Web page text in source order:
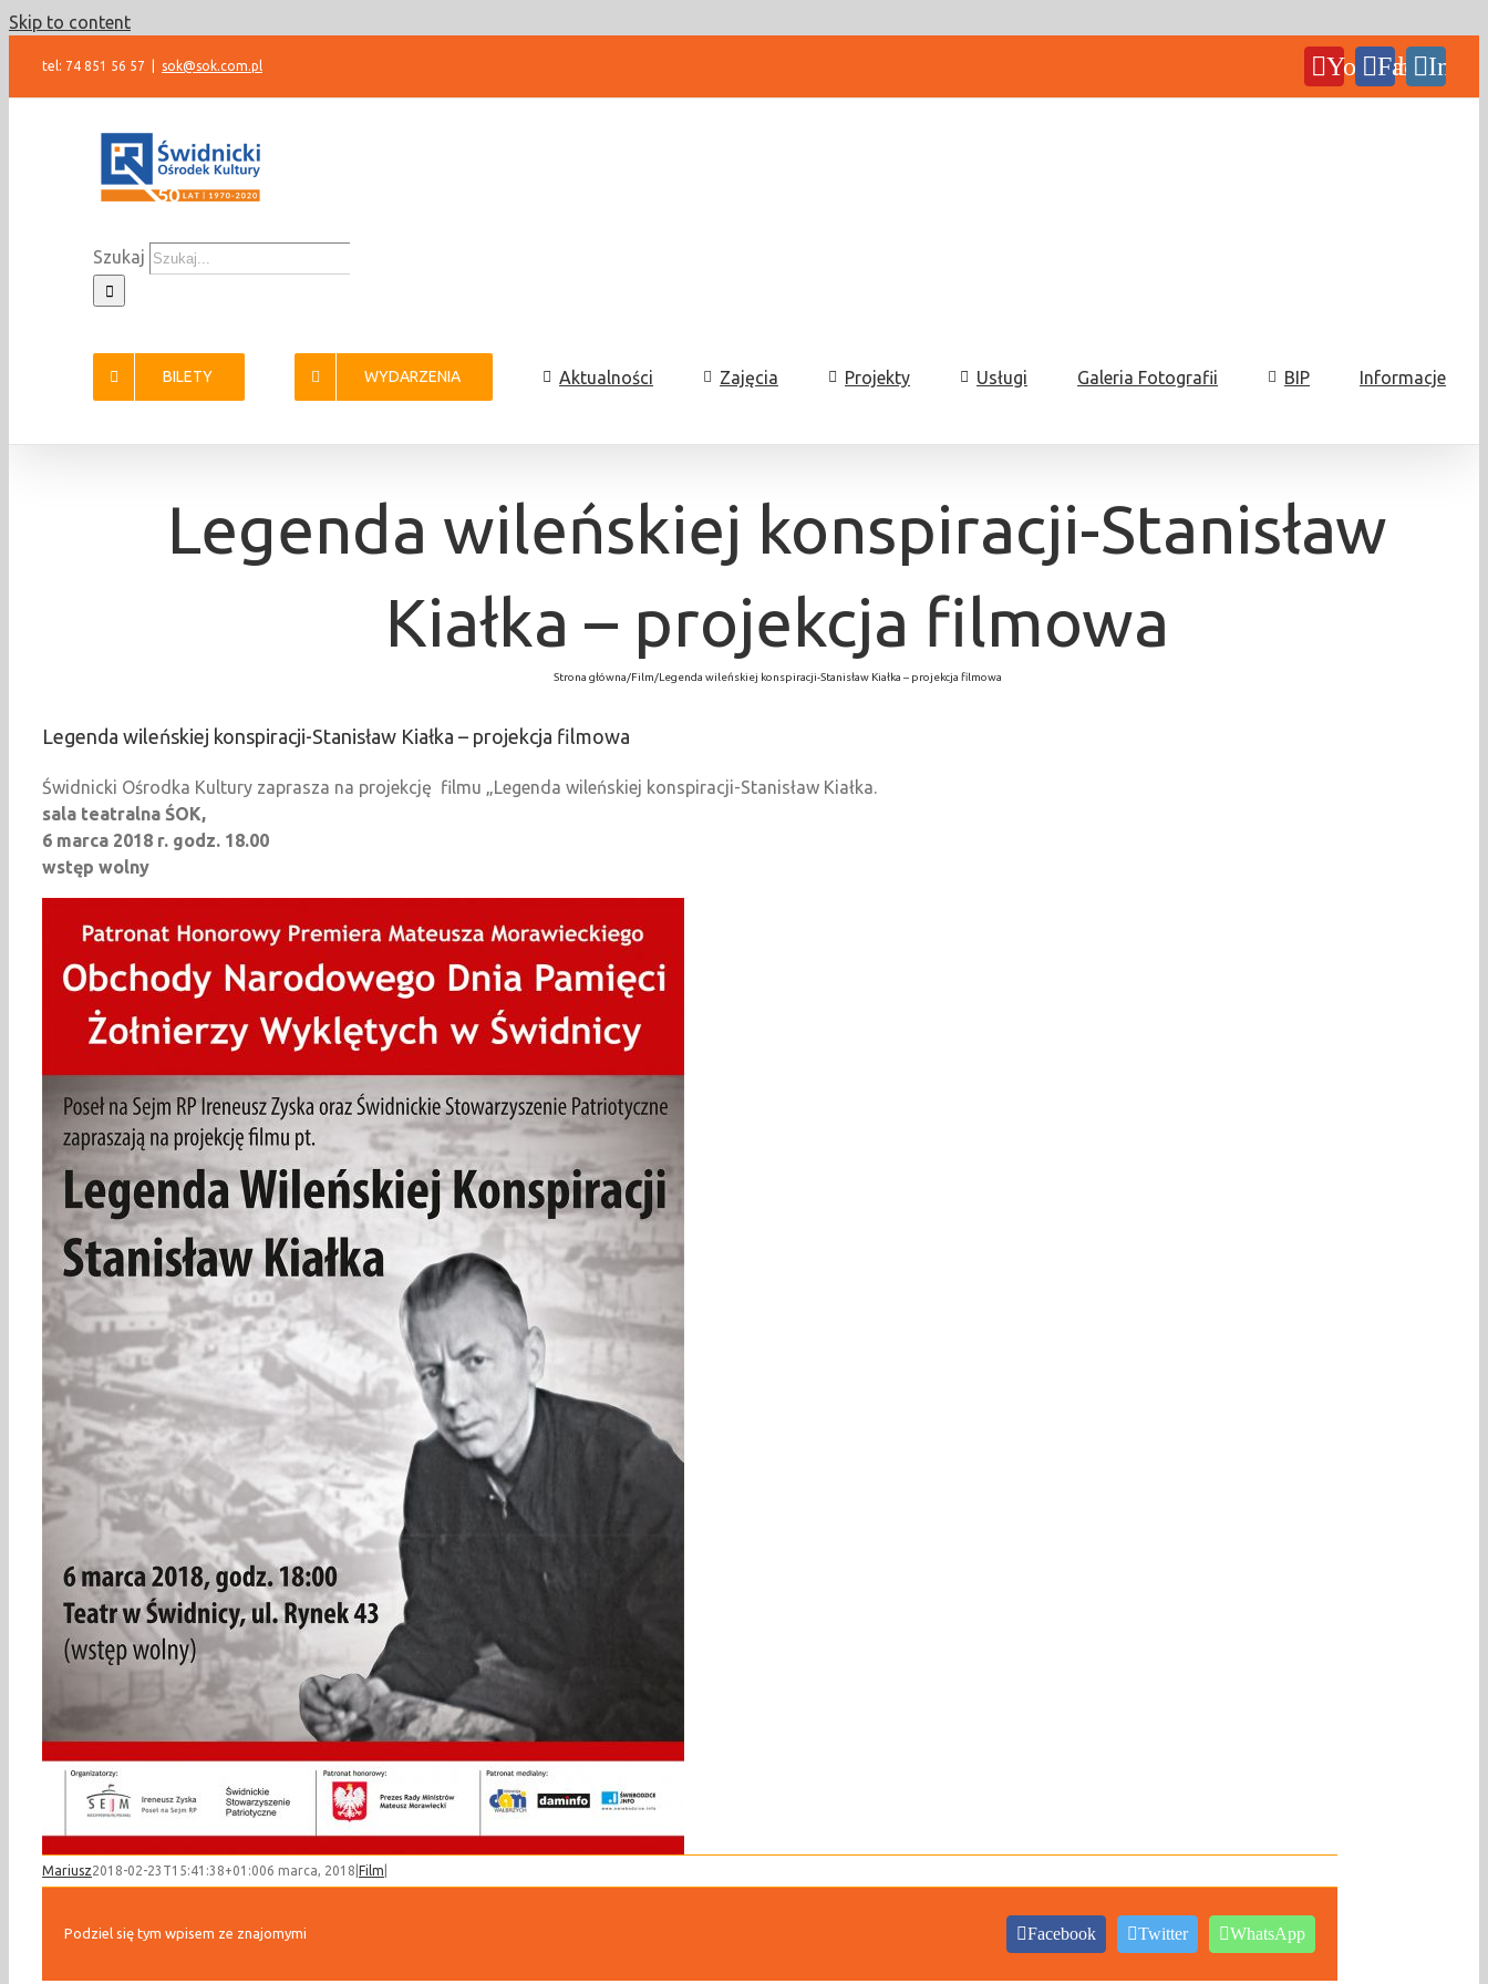
Skip to content
tel: 74 851 56 57 sok@sok.com.pl YouTubeFacebook
Szukaj
BILETY WYDARZENIA Aktualności Zajęcia Projekty Usługi Galeria Fotografii BIP Informacje
Legenda wileńskiej konspiracji-Stanisław
Kiałka – projekcja filmowa
Strona główna/Film/Legenda wileńskiej konspiracji-Stanisław Kiałka – projekcja filmowa
Legenda wileńskiej konspiracji-Stanisław Kiałka – projekcja filmowa
Świdnicki Ośrodka Kultury zaprasza na projekcję filmu „Legenda wileńskiej konspiracji-Stanisław Kiałka.
sala teatralna ŚOK,
6 marca 2018 r. godz. 18.00
wstęp wolny
Mariusz2018-02-23T15:41:38+01:006 marca, 2018 Film
Podziel się tym wpisem ze znajomymi Facebook Twitter WhatsApp